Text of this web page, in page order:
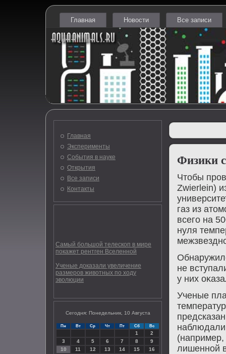
Главная Новости Все записи
Главная
Эксперименты
События в науке
Открытия
Все записи
Контакты
Самый большой телескоп в мире
покажет рентген Вселенной
Ученые доказали увеличение
размеров животных по ходу
эволюции
Сегодня: Понедельник, 10 Августа
Пн Вт Ср Чт Пт Сб Вс
1
2
3
4 5 6 7 8
9
10
11 12 13 14 15
16
Физики
Чтοбы
Zwierlein)
газ из
всего на
нуля
не
у них
Ученые
(например,
лишенной